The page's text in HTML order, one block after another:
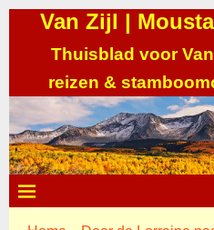
Van Zijl |
Thuisblad voor
reizen &